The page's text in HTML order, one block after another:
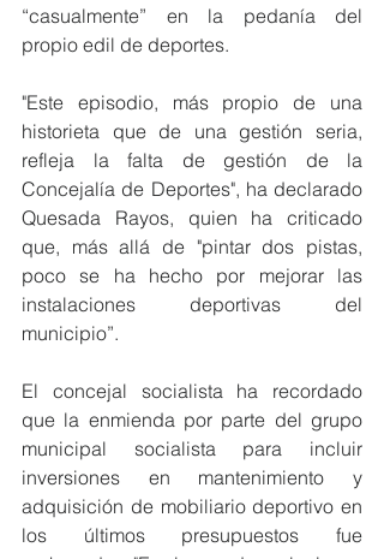
“casualmente” en la pedanía del
propio edil de deportes.
"Este episodio, más propio de una
historieta que de una gestión seria,
refleja la falta de gestión de la
Concejalía de Deportes", ha declarado
Quesada Rayos, quien ha criticado
que, más allá de "pintar dos pistas,
poco se ha hecho por mejorar las
instalaciones deportivas del
municipio”.
El concejal socialista ha recordado
que la enmienda por parte del grupo
municipal socialista para incluir
inversiones en mantenimiento y
adquisición de mobiliario deportivo en
los últimos presupuestos fue